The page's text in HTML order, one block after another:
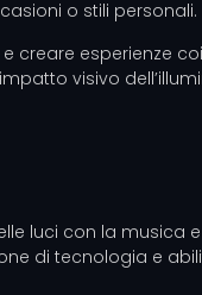
o stili personali.
creare esperienze
visivo
luci con la musica
di tecnologia e